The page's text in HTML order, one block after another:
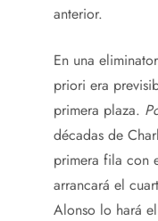
anterior.
En una
priori era
primera plaza.
décadas de
primera fila con
arrancará el
Alonso lo hará